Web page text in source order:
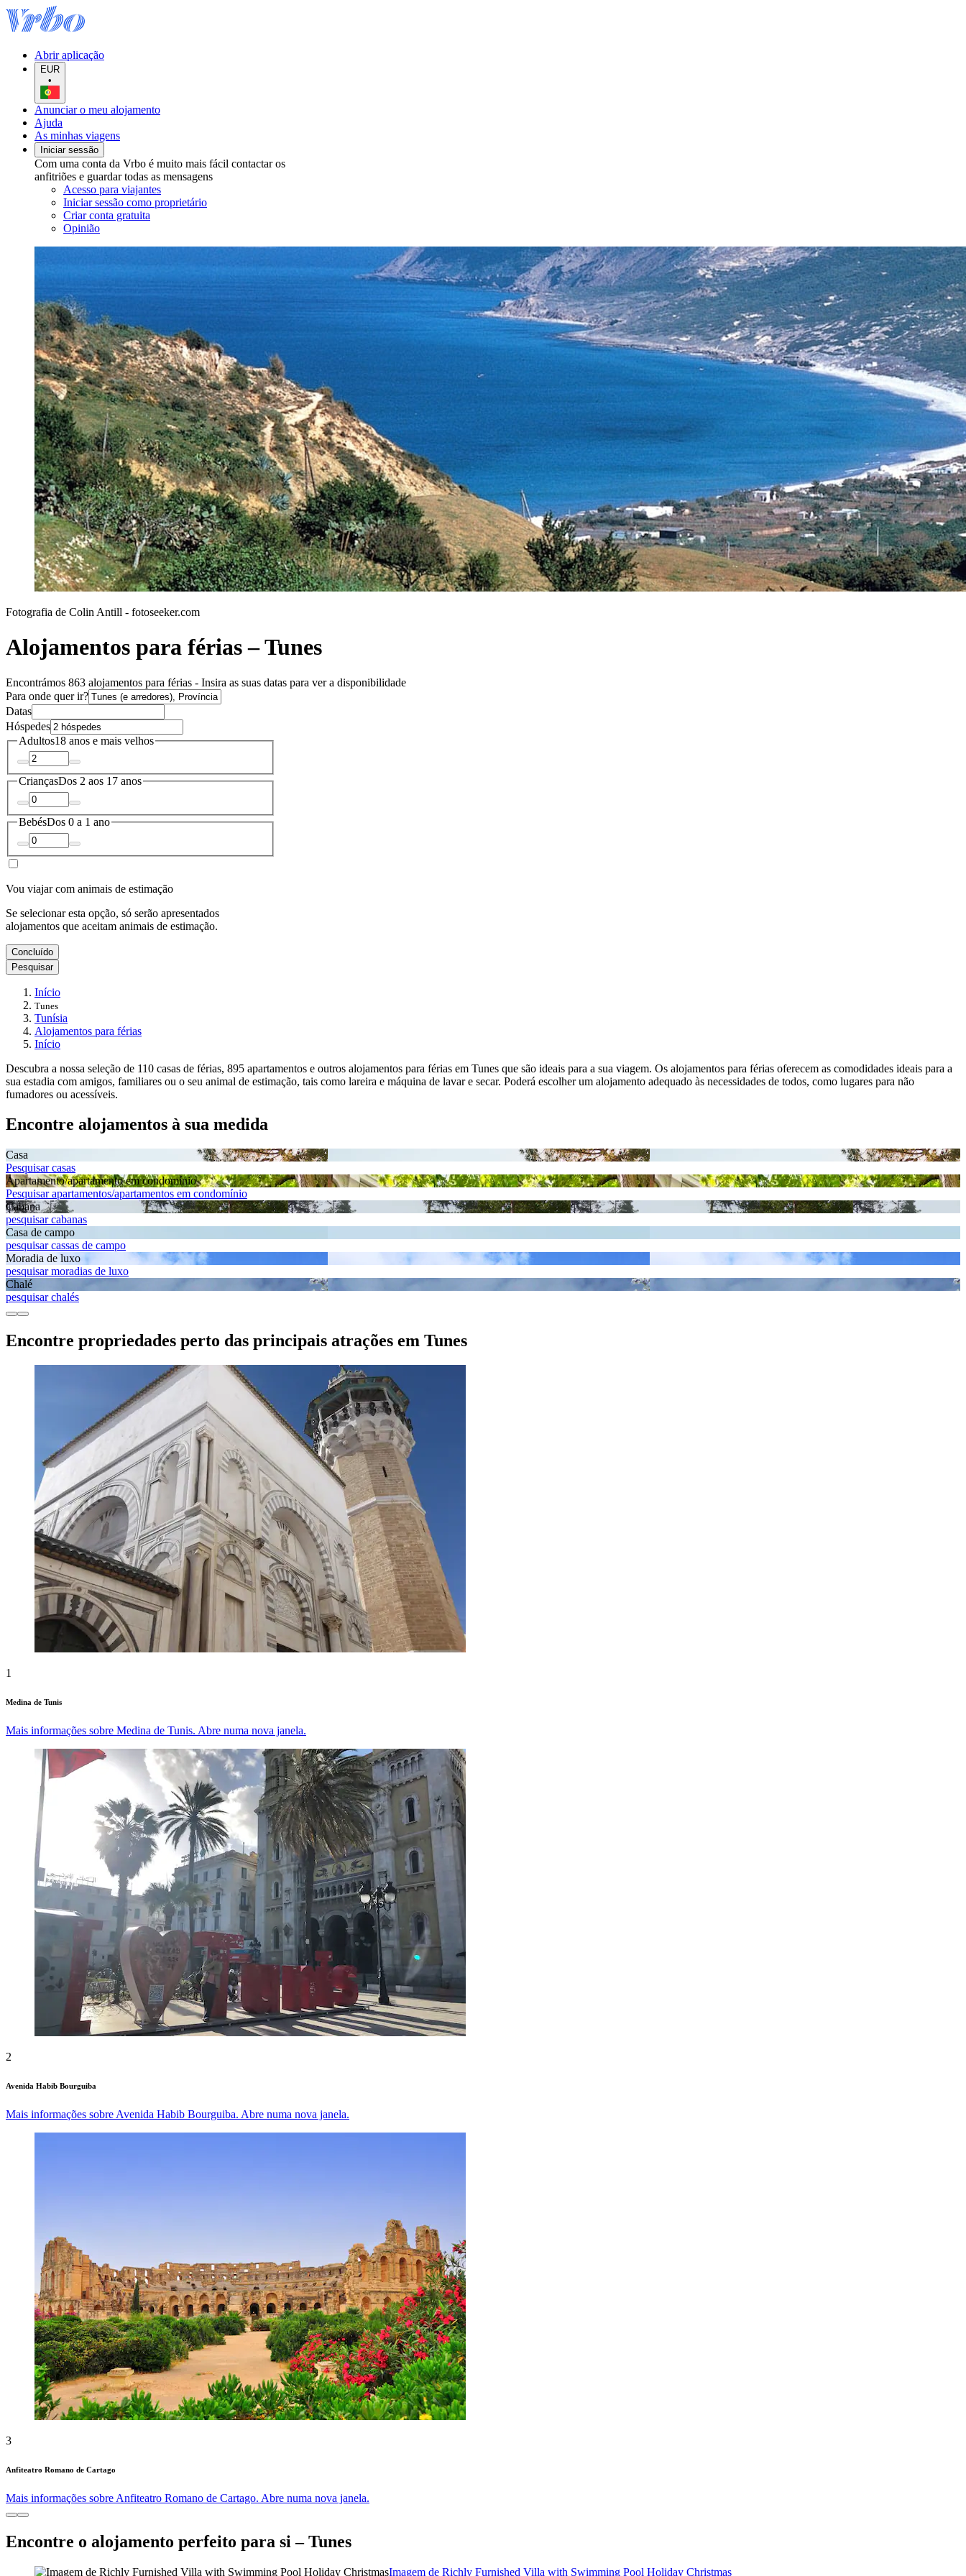
Abrir aplicação
EUR
•
Anunciar o meu alojamento
Ajuda
As minhas viagens
Iniciar sessão
Com uma conta da Vrbo é muito mais fácil contactar os
anfitriões e guardar todas as mensagens
Acesso para viajantes
Iniciar sessão como proprietário
Criar conta gratuita
Opinião
Fotografia de Colin Antill - fotoseeker.com
Alojamentos para férias – Tunes
Encontrámos 863 alojamentos para férias - Insira as suas datas para ver a disponibilidade
Para onde quer ir?
Datas
Hóspedes
Adultos18 anos e mais velhos
CriançasDos 2 aos 17 anos
BebésDos 0 a 1 ano
Vou viajar com animais de estimação
Se selecionar esta opção, só serão apresentados
alojamentos que aceitam animais de estimação.
Concluído
Pesquisar
Início
Tunes
Tunísia
Alojamentos para férias
Início
Descubra a nossa seleção de 110 casas de férias, 895 apartamentos e outros alojamentos para férias em Tunes que são ideais para a sua viagem. Os alojamentos para férias oferecem as comodidades ideais para a
sua estadia com amigos, familiares ou o seu animal de estimação, tais como lareira e máquina de lavar e secar. Poderá escolher um alojamento adequado às necessidades de todos, como lugares para não
fumadores ou acessíveis.
Encontre alojamentos à sua medida
Casa
Pesquisar casas
Apartamento/apartamento em condomínio
Pesquisar apartamentos/apartamentos em condomínio
Cabana
pesquisar cabanas
Casa de campo
pesquisar cassas de campo
Moradia de luxo
pesquisar moradias de luxo
Chalé
pesquisar chalés
Encontre propriedades perto das principais atrações em Tunes
1
Medina de Tunis
Mais informações sobre Medina de Tunis. Abre numa nova janela.
2
Avenida Habib Bourguiba
Mais informações sobre Avenida Habib Bourguiba. Abre numa nova janela.
3
Anfiteatro Romano de Cartago
Mais informações sobre Anfiteatro Romano de Cartago. Abre numa nova janela.
Encontre o alojamento perfeito para si – Tunes
Imagem de Richly Furnished Villa with Swimming Pool Holiday Christmas